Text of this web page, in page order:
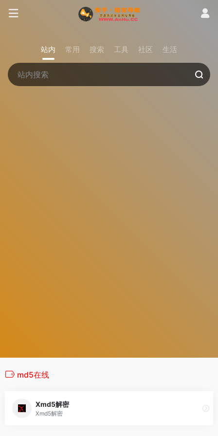
站内 常用 搜索 工具 社区 生活
md5在线
Xmd5解密
Xmd5解密